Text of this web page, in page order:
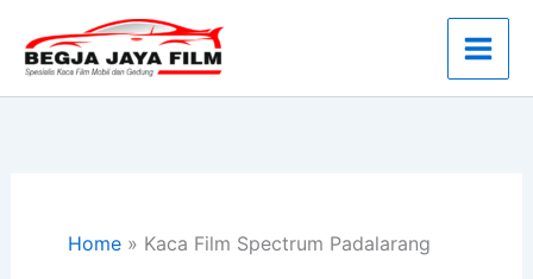
konten
Home» Kaca Film Spectrum Padalarang